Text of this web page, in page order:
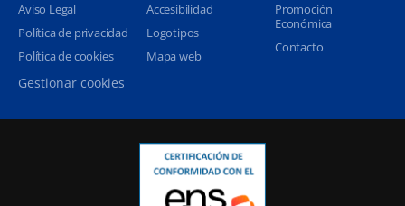
Aviso Legal
Política de privacidad
Política de cookies
Gestionar cookies
Accesibilidad
Logotipos
Mapa web
Promoción
Económica
Contacto